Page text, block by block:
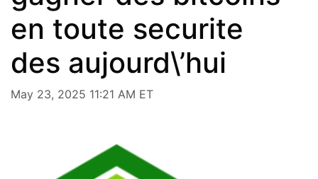
en toute securite
des aujourd\’hui
May 23, 2025 11:21 AM ET